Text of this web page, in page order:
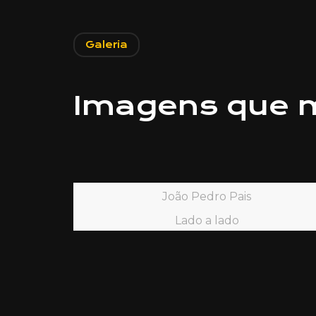
Galeria
Imagens que
João Pedro Pais
Lado a lado